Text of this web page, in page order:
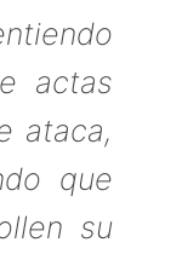
actas
ataca,
que
su